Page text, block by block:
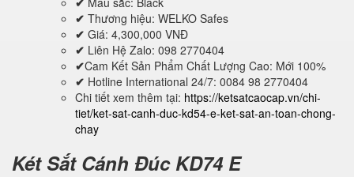
✔ Thương hiệu: WELKO Safes
✔ Giá: 4,300,000 VNĐ
✔ Liên Hệ Zalo: 098 2770404
✔Cam Kết Sản Phẩm Chất Lượng Cao: Mới 100%
✔ Hotline International 24/7: 0084 98 2770404
Chi tiết xem thêm tại: https://ketsatcaocap.vn/chi-
tiet/ket-sat-canh-duc-kd54-e-ket-sat-an-toan-chong-
chay
Két Sắt Cánh Đúc KD74 E